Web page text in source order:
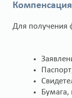
Для получения